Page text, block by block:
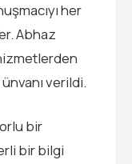
her
Abhaz
verildi.
bir
bir bilgi